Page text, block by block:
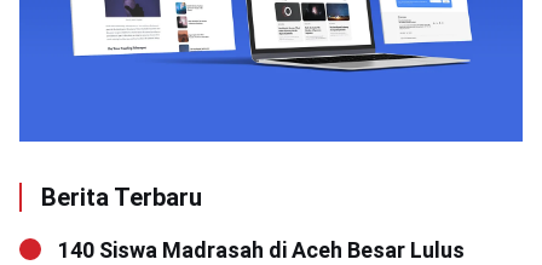
Berita Terbaru
140 Siswa Madrasah di Aceh Besar Lulus